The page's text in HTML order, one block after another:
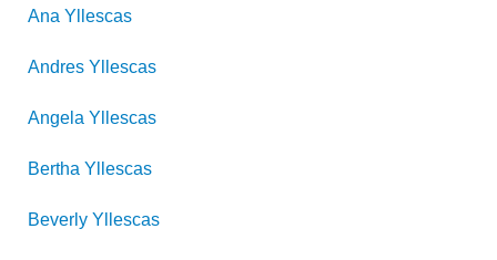
Ana Yllescas
Andres Yllescas
Angela Yllescas
Bertha Yllescas
Beverly Yllescas